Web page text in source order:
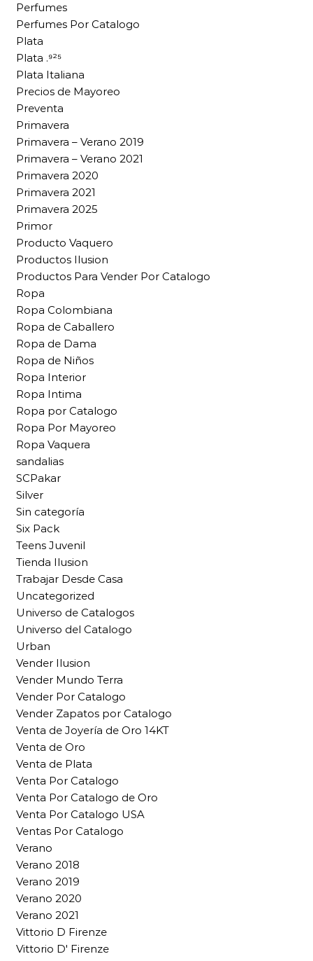
Perfumes
Perfumes Por Catalogo
Plata
Plata .⁹²⁵
Plata Italiana
Precios de Mayoreo
Preventa
Primavera
Primavera – Verano 2019
Primavera – Verano 2021
Primavera 2020
Primavera 2021
Primavera 2025
Primor
Producto Vaquero
Productos Ilusion
Productos Para Vender Por Catalogo
Ropa
Ropa Colombiana
Ropa de Caballero
Ropa de Dama
Ropa de Niños
Ropa Interior
Ropa Intima
Ropa por Catalogo
Ropa Por Mayoreo
Ropa Vaquera
sandalias
SCPakar
Silver
Sin categoría
Six Pack
Teens Juvenil
Tienda Ilusion
Trabajar Desde Casa
Uncategorized
Universo de Catalogos
Universo del Catalogo
Urban
Vender Ilusion
Vender Mundo Terra
Vender Por Catalogo
Vender Zapatos por Catalogo
Venta de Joyería de Oro 14KT
Venta de Oro
Venta de Plata
Venta Por Catalogo
Venta Por Catalogo de Oro
Venta Por Catalogo USA
Ventas Por Catalogo
Verano
Verano 2018
Verano 2019
Verano 2020
Verano 2021
Vittorio D Firenze
Vittorio D' Firenze